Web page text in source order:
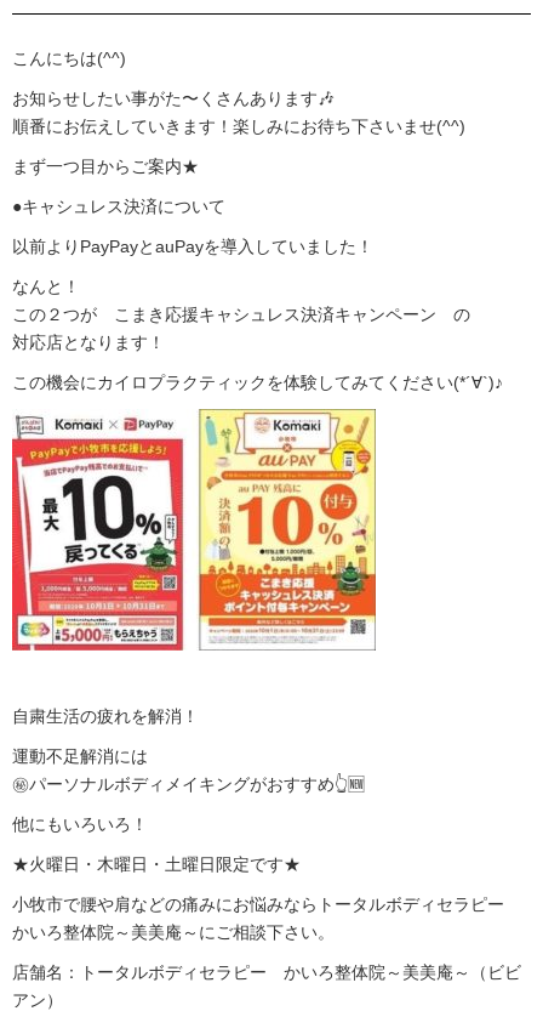
こんにちは(^^)
お知らせしたい事がた〜くさんあります🎶
順番にお伝えしていきます！楽しみにお待ち下さいませ(^^)
まず一つ目からご案内★
●キャシュレス決済について
以前よりPayPayとauPayを導入していました！
なんと！
この２つが こまき応援キャシュレス決済キャンペーン の
対応店となります ！
この機会にカイロプラクティックを体験してみてください(*´∀`)♪
自粛生活の疲れを解消！
運動不足解消には
㊙️パーソナルボディメイキングがおすすめ👆🆕
他にもいろいろ ！
★火曜日・木曜日・土曜日限定です★
小牧市で腰や肩などの痛みにお悩みならトータルボディセラピー
かいろ整体院～美美庵～にご相談下さい。
店舗名：トータルボディセラピー かいろ整体院～美美庵～（ビビ
アン）